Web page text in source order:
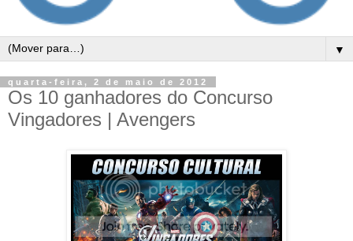
▼
quarta-feira, 2 de maio de 2012
Os 10 ganhadores do Concurso
Vingadores | Avengers